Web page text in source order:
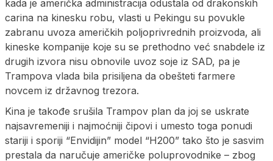
kada je američka administracija odustala od drakonskih
carina na kinesku robu, vlasti u Pekingu su povukle
zabranu uvoza američkih poljoprivrednih proizvoda, ali
kineske kompanije koje su se prethodno već snabdele iz
drugih izvora nisu obnovile uvoz soje iz SAD, pa je
Trampova vlada bila prisiljena da obešteti farmere
novcem iz državnog trezora.
Kina je takođe srušila Trampov plan da joj se uskrate
najsavremeniji i najmoćniji čipovi i umesto toga ponudi
stariji i sporiji “Envidijin” model “H200” tako što je sasvim
prestala da naručuje američke poluprovodnike – zbog